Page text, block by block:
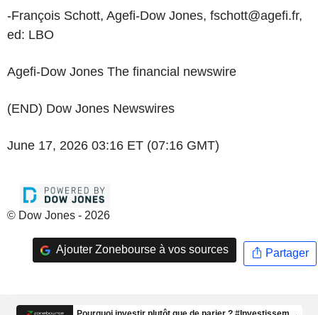
-François Schott, Agefi-Dow Jones, fschott@agefi.fr,
ed: LBO
Agefi-Dow Jones The financial newswire
(END) Dow Jones Newswires
June 17, 2026 03:16 ET (07:16 GMT)
© Dow Jones - 2026
Ajouter Zonebourse à vos sources Partager